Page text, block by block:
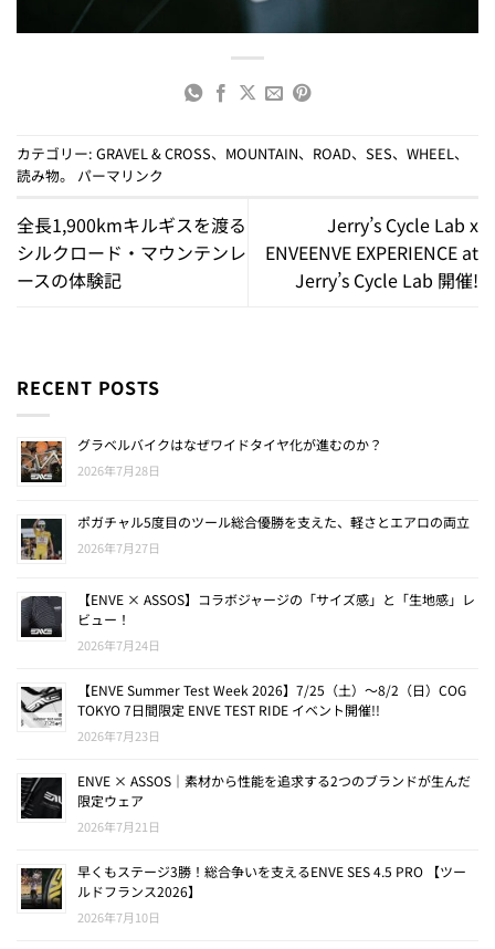
カテゴリー: GRAVEL & CROSS、 MOUNTAIN、 ROAD、 SES、 WHEEL、
読み物。 パーマリンク
全長1,900kmキルギスを渡る
シルクロード・マウンテンレ
ースの体験記
Jerry’s Cycle Lab x
ENVEENVE EXPERIENCE at
Jerry’s Cycle Lab 開催!
RECENT POSTS
グラベルバイクはなぜワイドタイヤ化が進むのか？
2026年7月28日
ポガチャル5度目のツール総合優勝を支えた、軽さとエアロの両立
2026年7月27日
【ENVE × ASSOS】コラボジャージの「サイズ感」と「生地感」レ
ビュー！
2026年7月24日
【ENVE Summer Test Week 2026】7/25（土）〜8/2（日）COG
TOKYO 7日間限定 ENVE TEST RIDE イベント開催!!
2026年7月23日
ENVE × ASSOS｜素材から性能を追求する2つのブランドが生んだ
限定ウェア
2026年7月21日
早くもステージ3勝！総合争いを支えるENVE SES 4.5 PRO 【ツー
ルドフランス2026】
2026年7月10日